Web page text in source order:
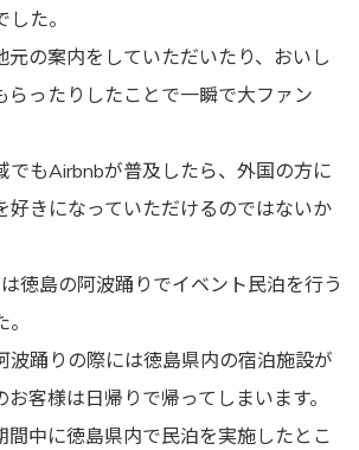
た。
元の案内をしていただいたり、おいし
らったりしたことで一瞬で大ファン
でもAirbnbが普及したら、外国の方に
好きになっていただけるのではないか
徳島の阿波踊りでイベント民泊を行う
波踊りの際には徳島県内の宿泊施設が
客様は日帰りで帰ってしまいます。
間中に徳島県内で民泊を実施したとこ